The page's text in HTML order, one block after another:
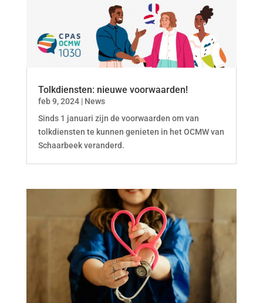
Tolkdiensten: nieuwe voorwaarden!
feb 9, 2024| News
Sinds 1 januari zijn de voorwaarden om van
tolkdiensten te kunnen genieten in het OCMW van
Schaarbeek veranderd.